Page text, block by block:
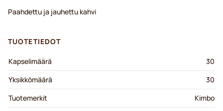
Paahdettu ja jauhettu kahvi
TUOTETIEDOT
Kapselimäärä
30
Yksikkömäärä
30
Tuotemerkit
Kimbo